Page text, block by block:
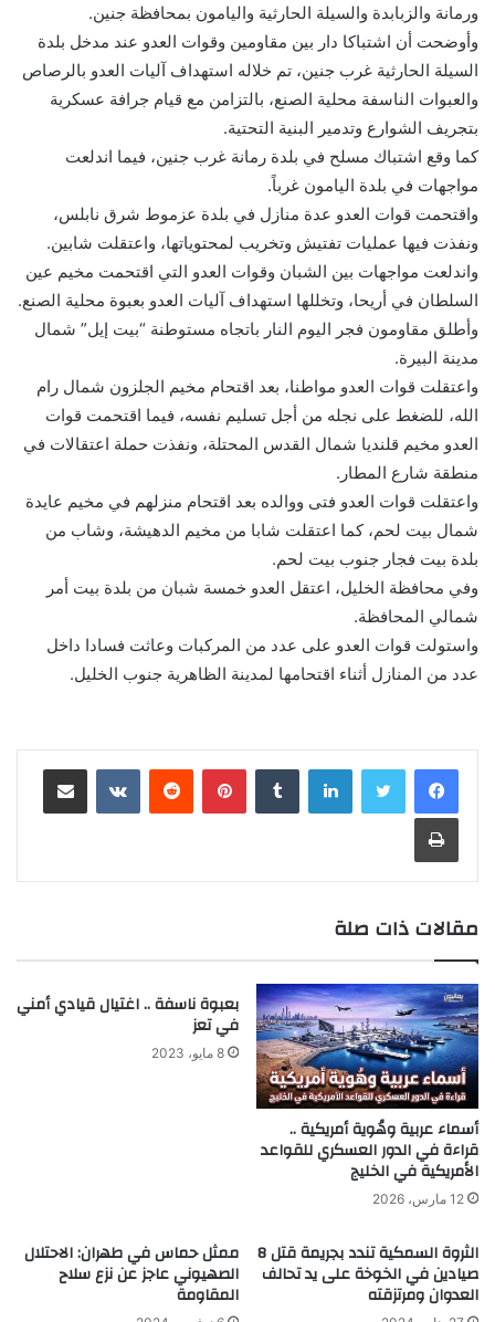
ورمانة والزبابدة والسيلة الحارثية واليامون بمحافظة جنين.
وأوضحت أن اشتباكا دار بين مقاومين وقوات العدو عند مدخل بلدة
السيلة الحارثية غرب جنين، تم خلاله استهداف آليات العدو بالرصاص
والعبوات الناسفة محلية الصنع، بالتزامن مع قيام جرافة عسكرية
بتجريف الشوارع وتدمير البنية التحتية.
كما وقع اشتباك مسلح في بلدة رمانة غرب جنين، فيما اندلعت
مواجهات في بلدة اليامون غرباً.
واقتحمت قوات العدو عدة منازل في بلدة عزموط شرق نابلس،
ونفذت فيها عمليات تفتيش وتخريب لمحتوياتها، واعتقلت شابين.
واندلعت مواجهات بين الشبان وقوات العدو التي اقتحمت مخيم عين
السلطان في أريحا، وتخللها استهداف آليات العدو بعبوة محلية الصنع.
وأطلق مقاومون فجر اليوم النار باتجاه مستوطنة “بيت إيل” شمال
مدينة البيرة.
واعتقلت قوات العدو مواطنا، بعد اقتحام مخيم الجلزون شمال رام
الله، للضغط على نجله من أجل تسليم نفسه، فيما اقتحمت قوات
العدو مخيم قلنديا شمال القدس المحتلة، ونفذت حملة اعتقالات في
منطقة شارع المطار.
واعتقلت قوات العدو فتى ووالده بعد اقتحام منزلهم في مخيم عايدة
شمال بيت لحم، كما اعتقلت شابا من مخيم الدهيشة، وشاب من
بلدة بيت فجار جنوب بيت لحم.
وفي محافظة الخليل، اعتقل العدو خمسة شبان من بلدة بيت أمر
شمالي المحافظة.
واستولت قوات العدو على عدد من المركبات وعاثت فسادا داخل
عدد من المنازل أثناء اقتحامها لمدينة الظاهرية جنوب الخليل.
لينكدإن بينتيريست
مقالات ذات صلة
أسماء عربية وهُوية أمريكية ..
قراءة في الدور العسكري للقواعد
الأمريكية في الخليج
12 مارس، 2026
بعبوة ناسفة .. اغتيال قيادي أمني
في تعز
8 مايو، 2023
الثروة السمكية تندد بجريمة قتل 8
صيادين في الخوخة على يد تحالف
العدوان ومرتزقته
ممثل حماس في طهران: الاحتلال
الصهيوني عاجز عن نزع سلاح
المقاومة